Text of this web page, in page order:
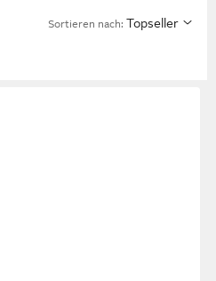
Sortieren nach: Topseller